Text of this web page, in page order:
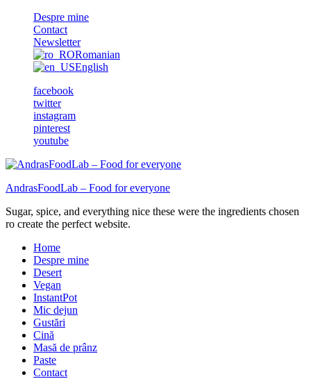
Despre mine
Contact
Newsletter
Romanian
English
facebook
twitter
instagram
pinterest
youtube
AndrasFoodLab – Food for everyone
Sugar, spice, and everything nice these were the ingredients chosen
ro create the perfect website.
Home
Despre mine
Desert
Vegan
InstantPot
Mic dejun
Gustări
Cină
Masă de prânz
Paste
Contact